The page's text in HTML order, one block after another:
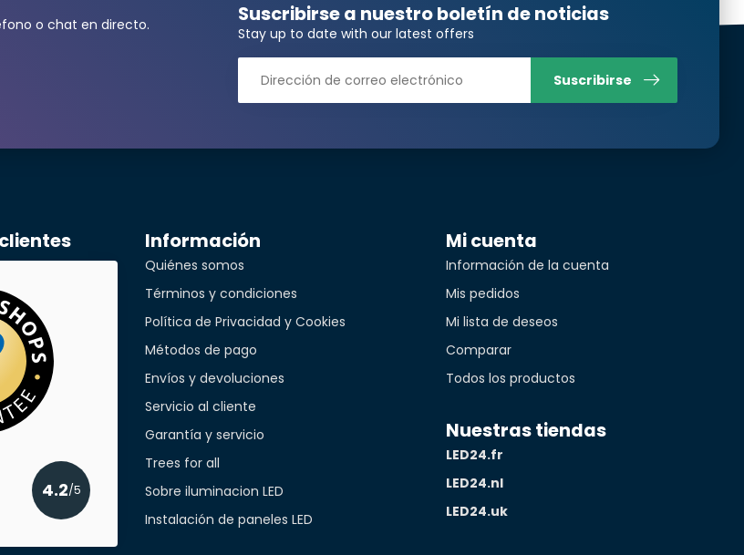
o chat en directo. Suscribirse a nuestro boletín de noticias
Stay up to date with our latest offers
Suscribirse
4.2/5
Información
Quiénes somos
Términos y condiciones
Política de Privacidad y Cookies
Métodos de pago
Envíos y devoluciones
Servicio al cliente
Garantía y servicio
Trees for all
Sobre iluminacion LED
Instalación de paneles LED
Mi cuenta
Información de la cuenta
Mis pedidos
Mi lista de deseos
Comparar
Todos los productos
Nuestras tiendas
LED24.fr
LED24.nl
LED24.uk